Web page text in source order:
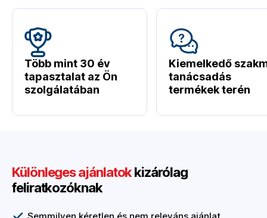
Több mint 30 év
tapasztalat az Ön
szolgálatában
Kiemelkedő
tanácsadás
termékek terén
Különleges ajánlatokkizárólag
feliratkozóknak